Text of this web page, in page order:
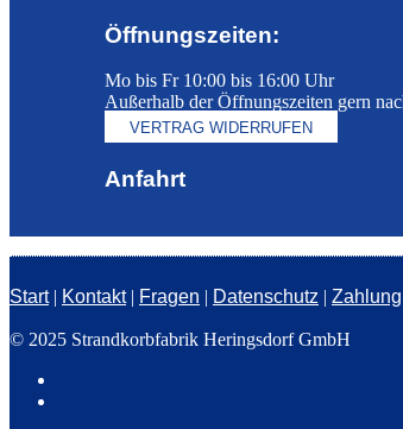
Öffnungszeiten:
Mo bis Fr 10:00 bis 16:00 Uhr
Außerhalb der Öffnungszeiten gern
VERTRAG WIDERRUFEN
Anfahrt
Start| Kontakt| Fragen | Datenschutz | Zahlung
© 2025 Strandkorbfabrik Heringsdorf GmbH